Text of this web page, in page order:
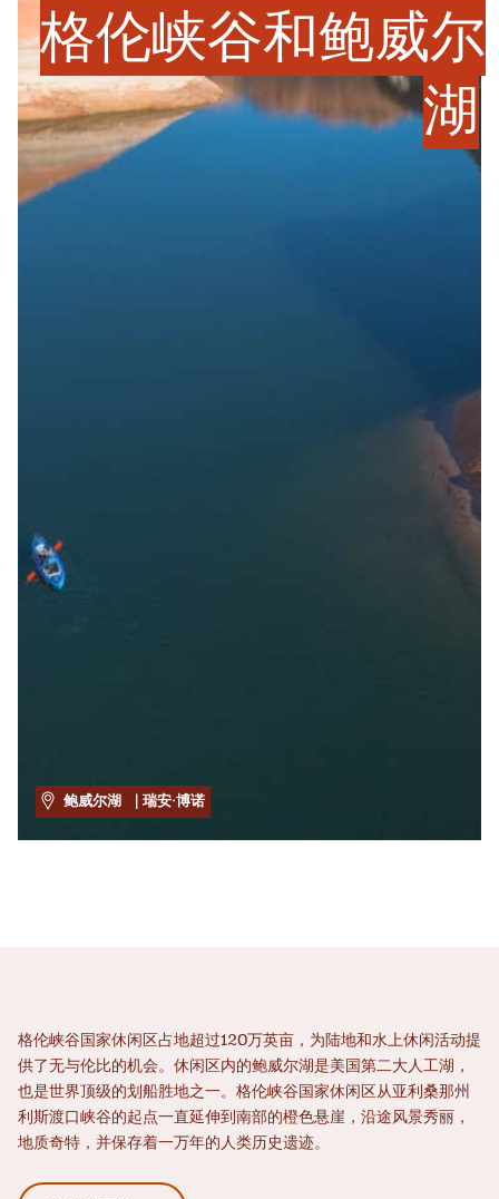
格伦峡谷和鲍威尔
湖
鲍威尔湖 | 瑞安·博诺
格伦峡谷国家休闲区占地超过120万英亩，为陆地和水上休闲活动提
供了无与伦比的机会。休闲区内的鲍威尔湖是美国第二大人工湖，
也是世界顶级的划船胜地之一。格伦峡谷国家休闲区从亚利桑那州
利斯渡口峡谷的起点一直延伸到南部的橙色悬崖，沿途风景秀丽，
地质奇特，并保存着一万年的人类历史遗迹。